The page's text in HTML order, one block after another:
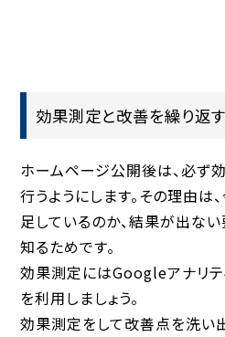
効果測定と改善を繰り返す
ホームページ公開後は、必ず
行うようにします。その理由
足しているのか、結果が出な
知るためです。
効果測定にはGoogleアナリテ
を利用しましょう。
効果測定をして改善点を洗い